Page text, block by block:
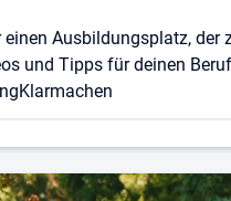
einen Ausbildungsplatz, der
und Tipps für deinen